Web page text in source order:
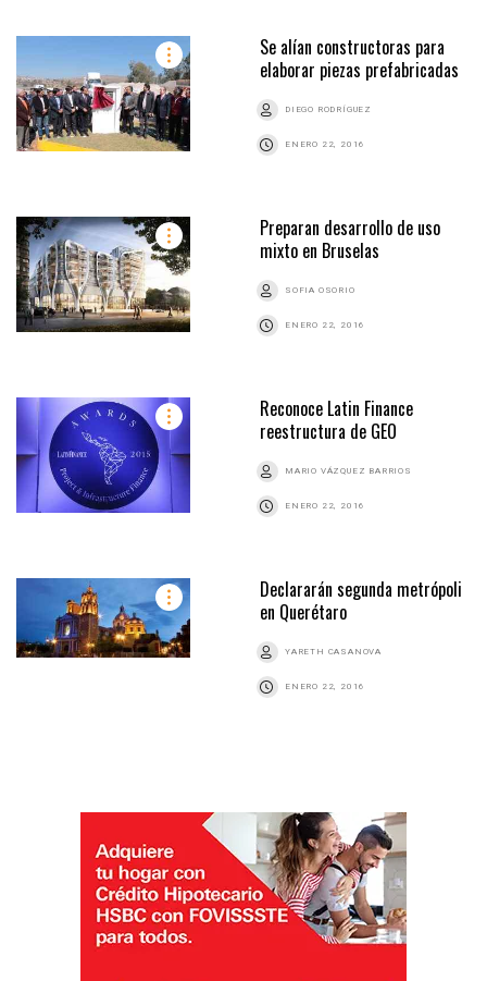
Se alían constructoras para
elaborar piezas prefabricadas
DIEGO RODRÍGUEZ
ENERO 22, 2016
Preparan desarrollo de uso
mixto en Bruselas
SOFIA OSORIO
ENERO 22, 2016
Reconoce Latin Finance
reestructura de GEO
MARIO VÁZQUEZ BARRIOS
ENERO 22, 2016
Declararán segunda metrópoli
en Querétaro
YARETH CASANOVA
ENERO 22, 2016